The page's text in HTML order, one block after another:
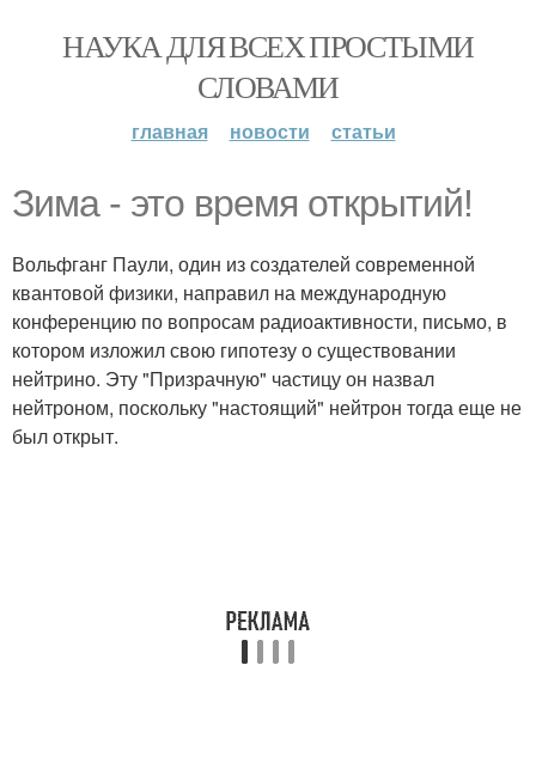
НАУКА ДЛЯ ВСЕХ ПРОСТЫМИ
СЛОВАМИ
главная новости статьи
Зима - это время открытий!
Вольфганг Паули, один из создателей современной
квантовой физики, направил на международную
конференцию по вопросам радиоактивности, письмо, в
котором изложил свою гипотезу о существовании
нейтрино. Эту "Призрачную" частицу он назвал
нейтроном, поскольку "настоящий" нейтрон тогда еще не
был открыт.